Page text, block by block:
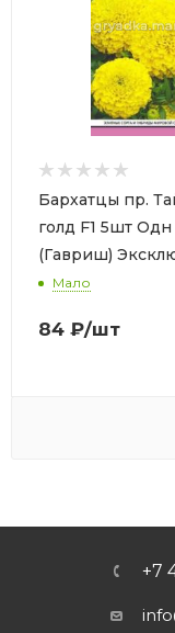
Бархатцы пр.
голд F1 5шт
(Гавриш)
Мало
84 ₽/шт
+7